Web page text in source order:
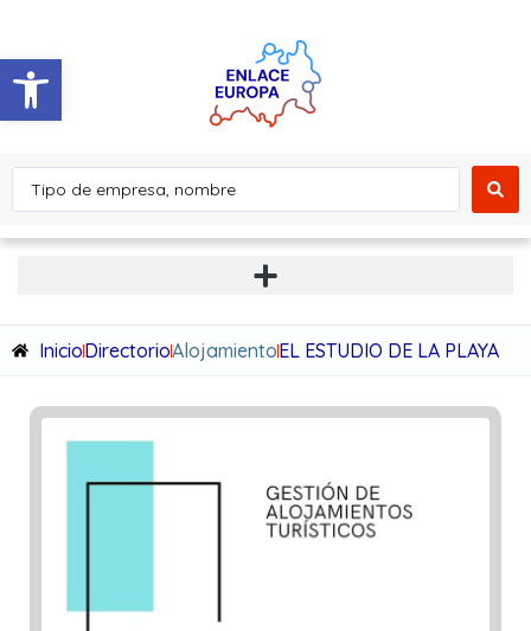
Abrir barra de herramientas
InicioDirectorioAlojamientoEL ESTUDIO DE LA PLAYA